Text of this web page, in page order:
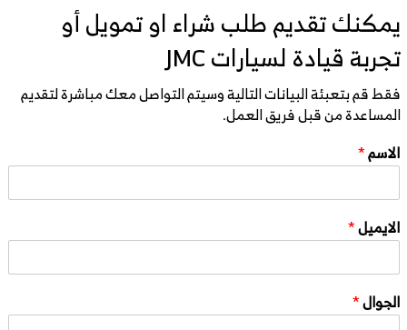
يمكنك تقديم طلب شراء او تمويل أو
تجربة قيادة لسيارات JMC
فقط قم بتعبئة البيانات التالية وسيتم التواصل معك مباشرة لتقديم
المساعدة من قبل فريق العمل.
الاسم*
الايميل*
الجوال*